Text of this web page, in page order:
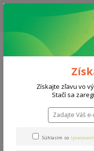
ZĽAVA: VŠETKY VYSTAVENÉ
PODĽA VÝBERU / DODACIA
0908 777 700 Po-So: 10-18
Matrace Herbal bio-
Herbal bio-
Získajte zľavu vo
Stačí sa
Súhlasím so